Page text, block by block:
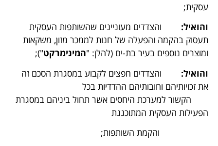
עסקית;
והואיל: והצדדים מעוניינים שהשותפות העסקית
תעסוק בהקמה והפעלה של חנות לממכר מזון, משקאות
ומוצרים נוספים בעיר בת-ים (להלן: "המינימרקט");
והואיל: והצדדים חפצים לקבוע במסגרת הסכם זה
את זכויותיהם וחובותיהם ההדדיות בכל
הקשור למערכת היחסים אשר תחול ביניהם במסגרת
הפעילות העסקית המתוכננת
והקמת השותפות;